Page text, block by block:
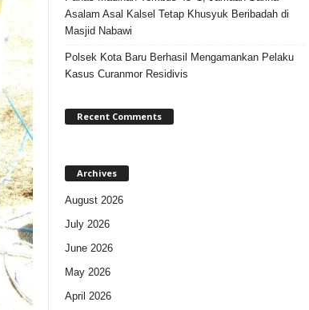
Asalam Asal Kalsel Tetap Khusyuk Beribadah di
Masjid Nabawi
Polsek Kota Baru Berhasil Mengamankan Pelaku
Kasus Curanmor Residivis
Recent Comments
Archives
August 2026
July 2026
June 2026
May 2026
April 2026